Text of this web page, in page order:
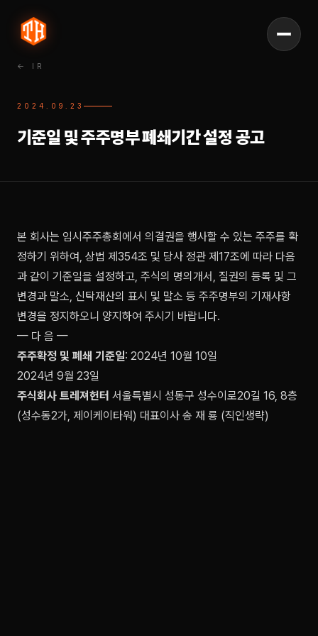
← IR
2024.09.23
기준일 및 주주명부 폐쇄기간 설정 공고
본 회사는 임시주주총회에서 의결권을 행사할 수 있는 주주를 확
정하기 위하여, 상법 제354조 및 당사 정관 제17조에 따라 다음
과 같이 기준일을 설정하고, 주식의 명의개서, 질권의 등록 및 그
변경과 말소, 신탁재산의 표시 및 말소 등 주주명부의 기재사항
변경을 정지하오니 양지하여 주시기 바랍니다.
— 다 음 —
주주확정 및 폐쇄 기준일: 2024년 10월 10일
2024년 9월 23일
주식회사 트레져헌터 서울특별시 성동구 성수이로20길 16, 8층
(성수동2가, 제이케이타워) 대표이사 송 재 룡 (직인생략)